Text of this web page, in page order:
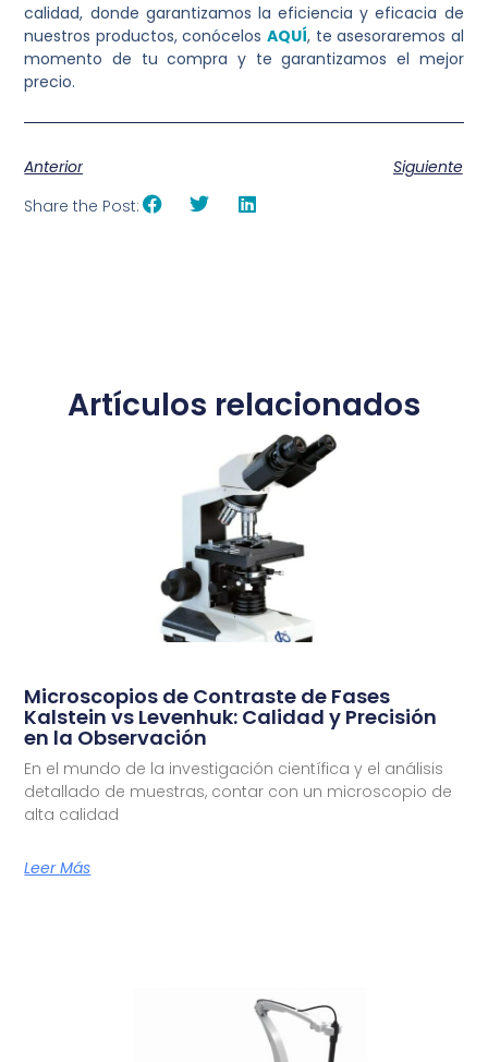
calidad, donde garantizamos la eficiencia y eficacia de
nuestros productos, conócelos AQUÍ, te asesoraremos al
momento de tu compra y te garantizamos el mejor
precio.
Anterior
Siguiente
Share the Post:
Artículos relacionados
Microscopios de Contraste de Fases
Kalstein vs Levenhuk: Calidad y Precisión
en la Observación
En el mundo de la investigación científica y el análisis
detallado de muestras, contar con un microscopio de
alta calidad
Leer Más